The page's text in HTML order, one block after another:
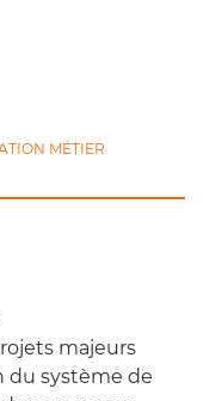
MÉTIER
majeurs
du système de